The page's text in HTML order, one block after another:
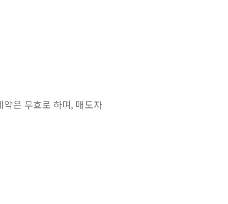
은 무효로 하며, 매도자